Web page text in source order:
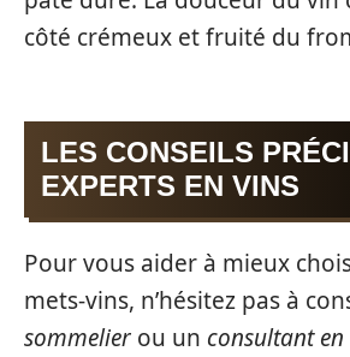
côté crémeux et fruité du
LES CONSEILS
EXPERTS EN VINS
Pour vous aider à mieux
mets-vins, n’hésitez pas à
sommelier ou un consultant en